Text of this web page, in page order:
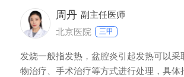
周丹 副主任医师
北京医院
三甲
发烧一般指发热，盆腔炎引起发热可以采
物治疗、手术治疗等方式进行处理，具体